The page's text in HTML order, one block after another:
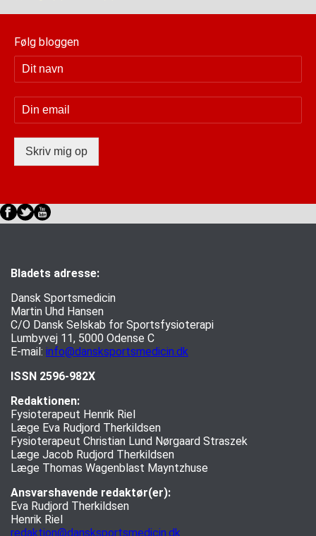
Følg bloggen
Skriv mig op
Bladets adresse:
Dansk Sportsmedicin
Martin Uhd Hansen
C/O Dansk Selskab for Sportsfysioterapi
Lumbyvej 11, 5000 Odense C
E-mail: info@dansksportsmedicin.dk
ISSN 2596-982X
Redaktionen:
Fysioterapeut Henrik Riel
Læge Eva Rudjord Therkildsen
Fysioterapeut Christian Lund Nørgaard Straszek
Læge Jacob Rudjord Therkildsen
Læge Thomas Wagenblast Mayntzhuse
Ansvarshavende redaktør(er):
Eva Rudjord Therkildsen
Henrik Riel
redaktion@dansksportsmedicin.dk